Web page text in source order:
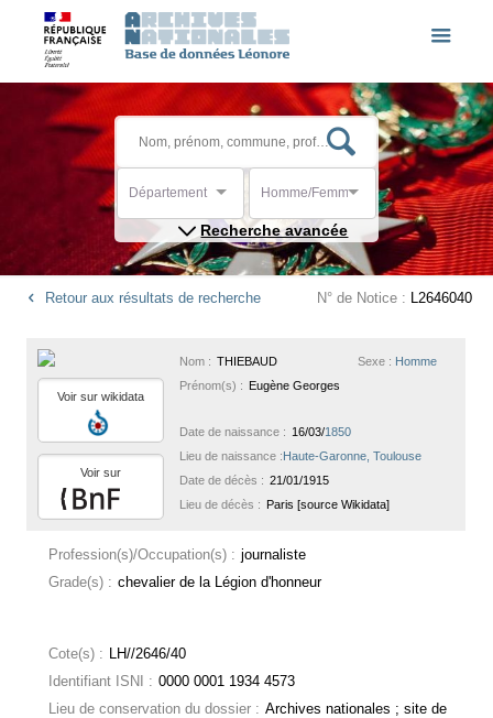
Département Homme/Femme
Recherche avancée
Retour aux résultats de recherche N° de Notice : L2646040
Voir sur wikidata
Voir sur
Sexe : Homme
Nom : THIEBAUD
Prénom(s) : Eugène Georges
Date de naissance : 16/03/1850
Lieu de naissance :Haute-Garonne, Toulouse
Date de décès : 21/01/1915
Lieu de décès : Paris [source Wikidata]
Profession(s)/Occupation(s) : journaliste
Grade(s) : chevalier de la Légion d'honneur
Cote(s) : LH//2646/40
Identifiant ISNI : 0000 0001 1934 4573
Lieu de conservation du dossier : Archives nationales ; site de